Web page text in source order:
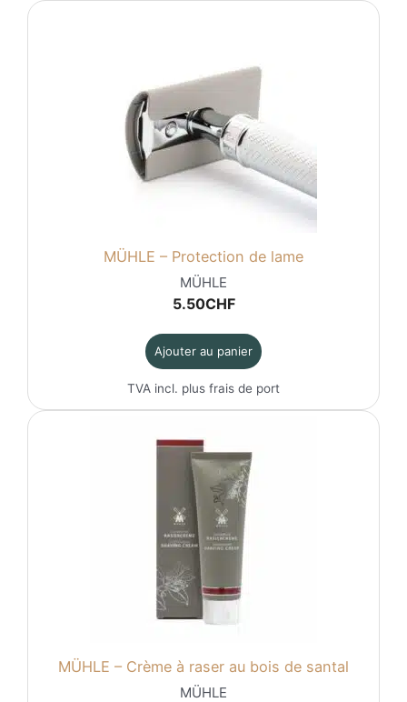
MÜHLE – Protection de lame
MÜHLE
5.50CHF
Ajouter au panier
TVA incl. plus frais de port
MÜHLE – Crème à raser au bois de santal
MÜHLE